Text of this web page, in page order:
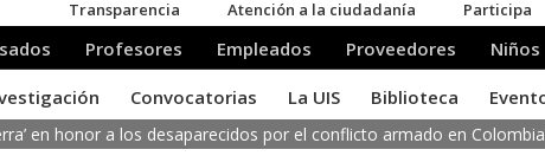
en honor a los desaparecidos por el conflicto armado en Colombia